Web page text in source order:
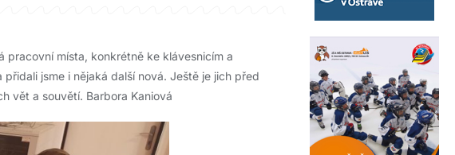
místa, konkrétně ke klávesnicím a
jsme i nějaká další nová. Ještě je jich před
vět a souvětí. Barbora Kaniová